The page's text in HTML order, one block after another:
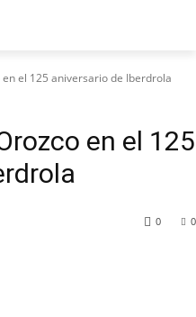
en el 125 aniversario de Iberdrola
en el 125
0
0